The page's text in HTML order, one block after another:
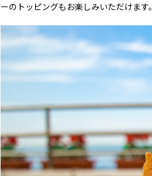
ーのトッピングもお楽しみいただけます。